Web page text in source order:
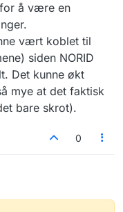
å være en
vært koblet til
siden NORID
Det kunne økt
mye at det faktisk
bare skrot).
0